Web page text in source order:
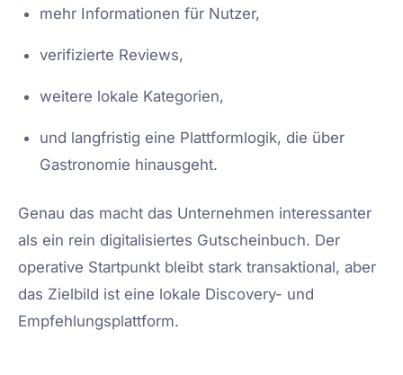
mehr Informationen für Nutzer,
verifizierte Reviews,
weitere lokale Kategorien,
und langfristig eine Plattformlogik, die über
Gastronomie hinausgeht.
Genau das macht das Unternehmen interessanter
als ein rein digitalisiertes Gutscheinbuch. Der
operative Startpunkt bleibt stark transaktional, aber
das Zielbild ist eine lokale Discovery- und
Empfehlungsplattform.